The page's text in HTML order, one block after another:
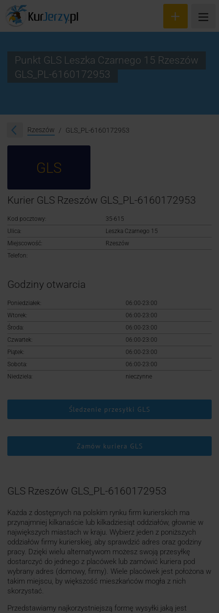
Śledzenie przesyłki
Logowanie
Punkt GLS Leszka Czarnego 15 Rzeszów
GLS_PL-6160172953
Rzeszów GLS_PL-6160172953
GLS
Kurier GLS Rzeszów GLS_PL-6160172953
Kod pocztowy:
35-615
Ulica:
Leszka Czarnego 15
Miejscowość:
Rzeszów
Telefon:
Godziny otwarcia
Poniedziałek:
06:00-23:00
Wtorek:
06:00-23:00
Środa:
06:00-23:00
Czwartek:
06:00-23:00
Piątek:
06:00-23:00
Sobota:
06:00-23:00
Niedziela:
nieczynne
Śledzenie przesyłki GLS
Zamów kuriera GLS
GLS Rzeszów GLS_PL-6160172953
Każda z dostępnych na polskim rynku firm kurierskich ma
przynajmniej kilkanaście lub kilkadziesiąt oddziałów, głownie w
największych miastach w kraju. Wybierz jeden z poniższych
oddziałów firmy kurierskiej, aby sprawdzić adres oraz godziny
pracy. Dzięki wielu alternatywom możesz swoją przesyłkę
dostarczyć do jednego z placówek lub zamówić kuriera pod
wybrany adres (domowy, firmy). Wiele placówek jest położona w
takim miejscu, by większość mieszkańców mogła z nich
skorzystać.
Przedstawiamy najkorzystniejszą formę wysyłki jaką jest